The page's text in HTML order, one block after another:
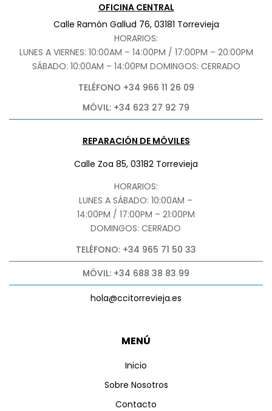
MENÚ
Inicio
Sobre Nosotros
Contacto
OFICINA CENTRAL
Calle Ramón Gallud 76, 03181 Torrevieja
HORARIOS:
LUNES A VIERNES: 10:00AM – 14:00PM / 17:00PM – 20:00PM
SÁBADO: 10:00AM – 14:00PM DOMINGOS: CERRADO
TELÉFONO +34 966 11 26 09
MÓVIL: +34 623 27 92 79
REPARACIÓN DE MÓVILES
Calle Zoa 85, 03182 Torrevieja
HORARIOS:
LUNES A SÁBADO: 10:00AM –
14:00PM / 17:00PM – 21:00PM
DOMINGOS: CERRADO
TELÉFONO: +34 965 71 50 33
MÓVIL: +34 688 38 83 99
hola@ccitorrevieja.es